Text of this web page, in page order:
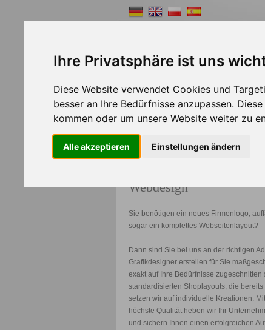
Ihre Privatsphäre ist uns
Diese Website verwendet Cookies und
besser an Ihre Bedürfnisse anzupassen.
kommen oder um unsere Website weiter zu
Alle akzeptieren Einstellungen ändern
Shopsystem
Home>> Webdesign
Webdesign
Sie benötigen ein neues Firmenlogo,
sogar ein komplettes Webseitenlayout?
Dann sind Sie bei uns an der richtigen
Grafikdesigner erstellen für Sie
exakt auf Ihre Bedürfnisse zugeschnitten
standardisierten Shoplayouts, die bereits
setzen wir auf individuelle Kreationen.
höchste Qualität heben wir Ihr
und sichern Ihnen einen erfolgreichen